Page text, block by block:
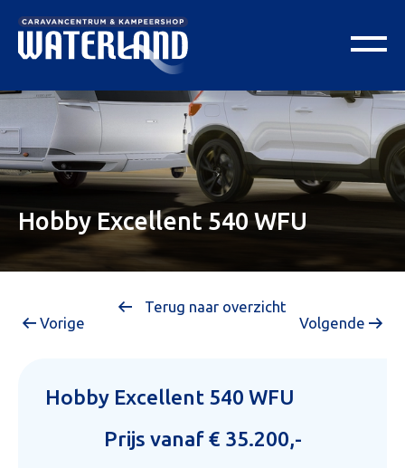
Hobby Excellent 540 WFU
Terug naar overzicht
Vorige
Volgende
Hobby Excellent 540 WFU
Prijs vanaf € 35.200,-